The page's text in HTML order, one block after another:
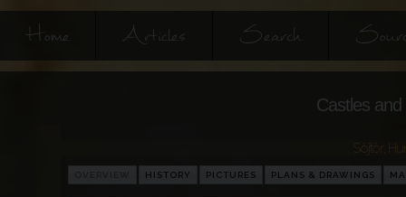
Home Articles Search
Castles
Söjtör
HISTORY PICTURES PLANS & DRAWINGS